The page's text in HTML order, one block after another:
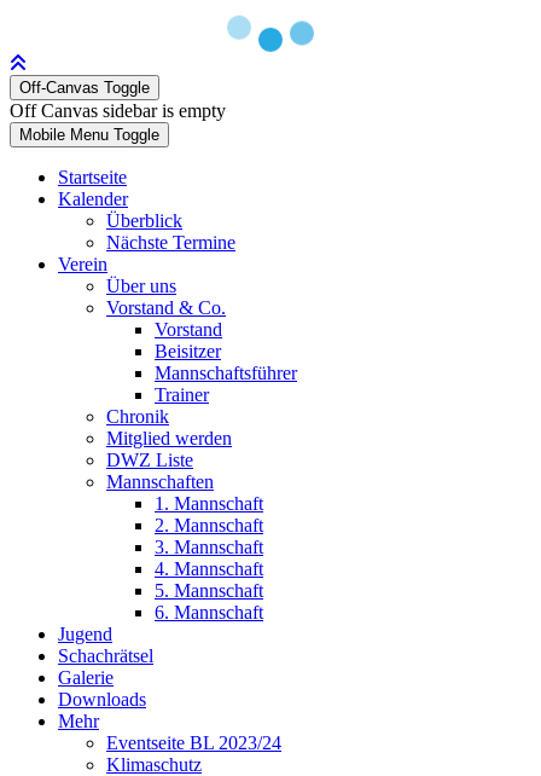
Off-Canvas Toggle
Off Canvas sidebar is empty
Mobile Menu Toggle
Startseite
Kalender
Überblick
Nächste Termine
Verein
Über uns
Vorstand & Co.
Vorstand
Beisitzer
Mannschaftsführer
Trainer
Chronik
Mitglied werden
DWZ Liste
Mannschaften
1. Mannschaft
2. Mannschaft
3. Mannschaft
4. Mannschaft
5. Mannschaft
6. Mannschaft
Jugend
Schachrätsel
Galerie
Downloads
Mehr
Eventseite BL 2023/24
Klimaschutz